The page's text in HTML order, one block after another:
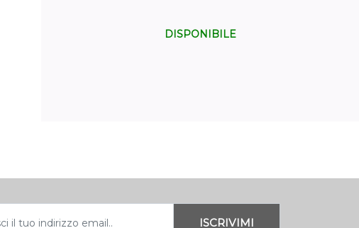
DISPONIBILE